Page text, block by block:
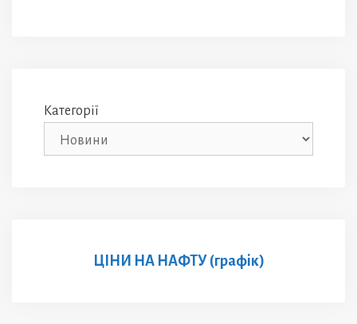
Категорії
ЦІНИ НА НАФТУ (графік)